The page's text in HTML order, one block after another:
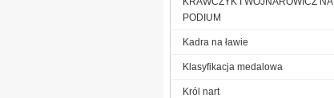
PODIUM
Kadra na ławie
Klasyfikacja medalowa
Król nart